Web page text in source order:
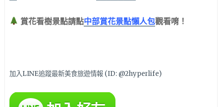
賞花看樹景點請點中部賞花景點懶人包觀看唷！
加入LINE追蹤最新美食旅遊情報 (ID: @2hyperlife)